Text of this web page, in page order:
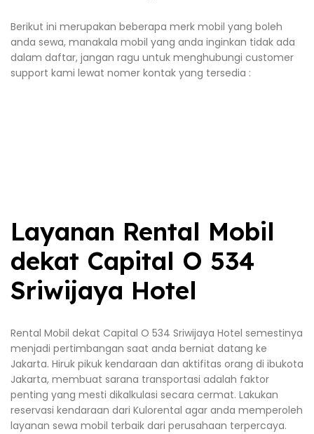
Berikut ini merupakan beberapa merk mobil yang boleh
anda sewa, manakala mobil yang anda inginkan tidak ada
dalam daftar, jangan ragu untuk menghubungi customer
support kami lewat nomer kontak yang tersedia :
Layanan Rental Mobil
dekat Capital O 534
Sriwijaya Hotel
Rental Mobil dekat Capital O 534 Sriwijaya Hotel semestinya
menjadi pertimbangan saat anda berniat datang ke
Jakarta. Hiruk pikuk kendaraan dan aktifitas orang di ibukota
Jakarta, membuat sarana transportasi adalah faktor
penting yang mesti dikalkulasi secara cermat. Lakukan
reservasi kendaraan dari Kulorental agar anda memperoleh
layanan sewa mobil terbaik dari perusahaan terpercaya.